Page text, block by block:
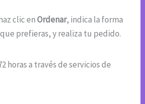
clic enOrdenar, indica la forma
prefieras, y realiza tu pedido.
horas a través de servicios de